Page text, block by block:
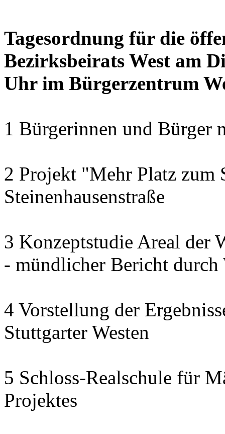
Tagesordnung für die
Bezirksbeirats West am
Uhr im Bürgerzentrum
1 Bürgerinnen und Bürger
2 Projekt "Mehr Platz zum
Steinenhausenstraße
3 Konzeptstudie Areal der
- mündlicher Bericht
4 Vorstellung der
Stuttgarter Westen
5 Schloss-Realschule für
Projektes